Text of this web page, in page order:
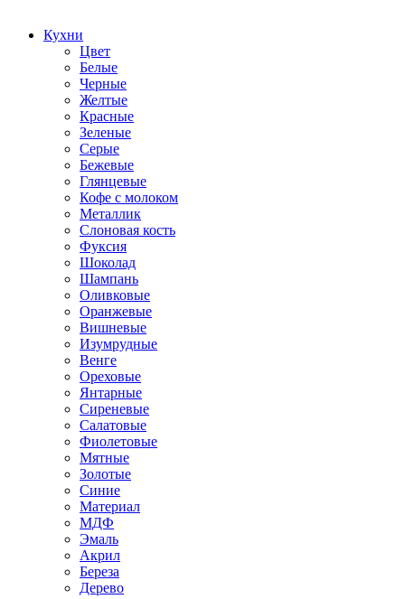
Кухни
Цвет
Белые
Черные
Желтые
Красные
Зеленые
Серые
Бежевые
Глянцевые
Кофе с молоком
Металлик
Слоновая кость
Фуксия
Шоколад
Шампань
Оливковые
Оранжевые
Вишневые
Изумрудные
Венге
Ореховые
Янтарные
Сиреневые
Салатовые
Фиолетовые
Мятные
Золотые
Синие
Материал
МДФ
Эмаль
Акрил
Береза
Дерево